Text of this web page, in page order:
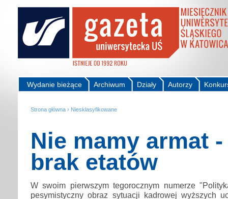
Autorzy
Działy
Archiwum
Wydanie bieżące
Strona główna › Niesklasyfikowane
Nie mamy armat
brak etatów
W swoim pierwszym tegorocznym numerze
pesymistyczny obraz sytuacji kadrowej wyższych